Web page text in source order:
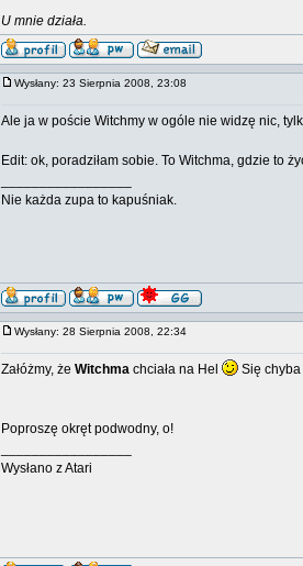
U mnie działa.
Wysłany: 23 Sierpnia 2008, 23:08
Ale ja w poście Witchmy w ogóle nie widzę nic,
Edit: ok, poradziłam sobie. To Witchma, gdzie to
Nie każda zupa to kapuśniak.
Wysłany: 28 Sierpnia 2008, 22:34
Załóżmy, że Witchma chciała na Hel Się
Poproszę okręt podwodny, o!
Wysłano z Atari